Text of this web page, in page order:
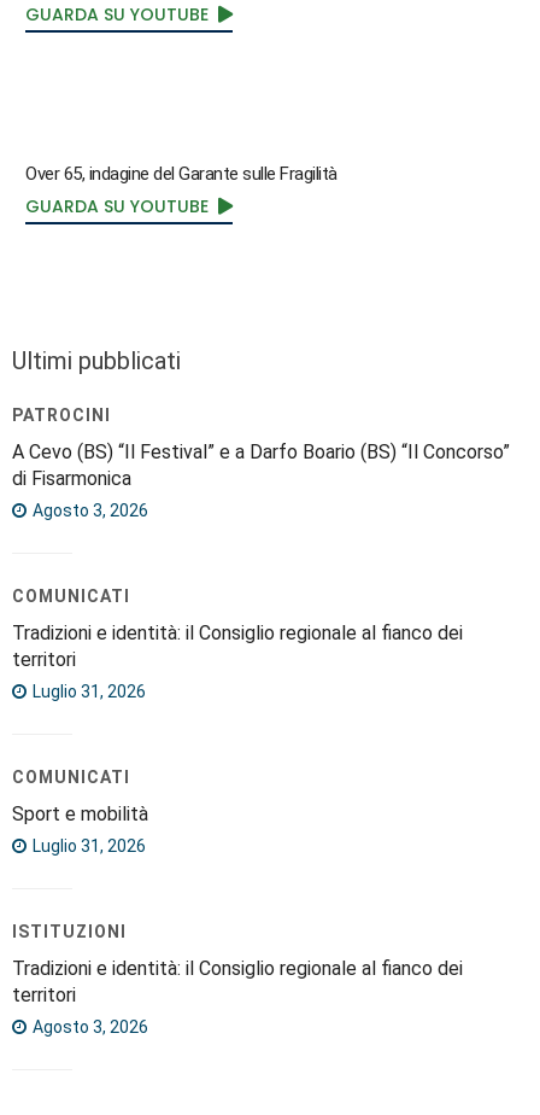
GUARDA SU YOUTUBE
Over 65, indagine del Garante sulle Fragilità
GUARDA SU YOUTUBE
Ultimi pubblicati
PATROCINI
A Cevo (BS) “Il Festival” e a Darfo Boario (BS) “Il Concorso”
di Fisarmonica
Agosto 3, 2026
COMUNICATI
Tradizioni e identità: il Consiglio regionale al fianco dei
territori
Luglio 31, 2026
COMUNICATI
Sport e mobilità
Luglio 31, 2026
ISTITUZIONI
Tradizioni e identità: il Consiglio regionale al fianco dei
territori
Agosto 3, 2026